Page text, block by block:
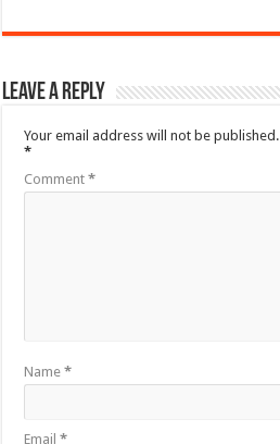
Leave a Reply
Your email address will not be published.
*
Comment*
Name*
Email*